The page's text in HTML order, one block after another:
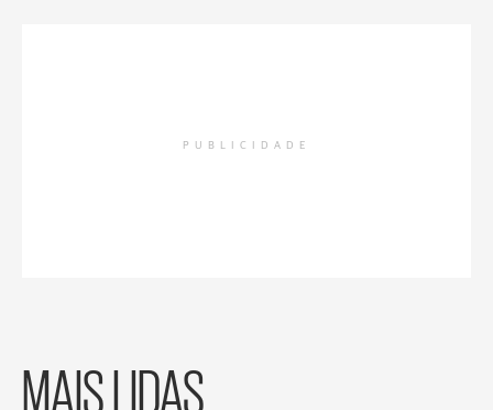
PUBLICIDADE
MAIS LIDAS